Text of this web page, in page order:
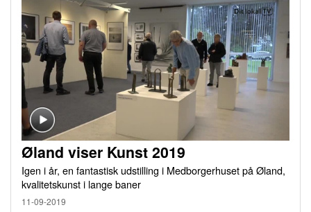
Øland viser Kunst 2019
Igen i år, en fantastisk udstilling i Medborgerhuset på Øland,
kvalitetskunst i lange baner
11-09-2019